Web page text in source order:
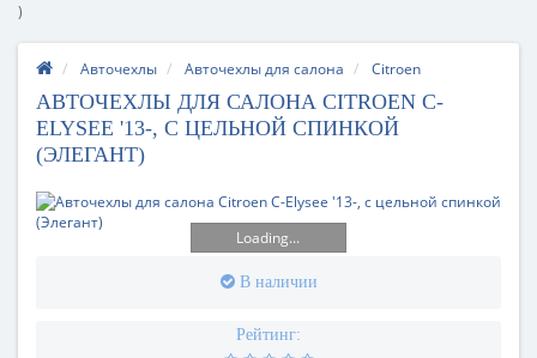
)
Авточехлы Авточехлы для салона Citroen
АВТОЧЕХЛЫ ДЛЯ САЛОНА CITROEN C-
ELYSEE '13-, С ЦЕЛЬНОЙ СПИНКОЙ
(ЭЛЕГАНТ)
Loading...
В наличии
Рейтинг: